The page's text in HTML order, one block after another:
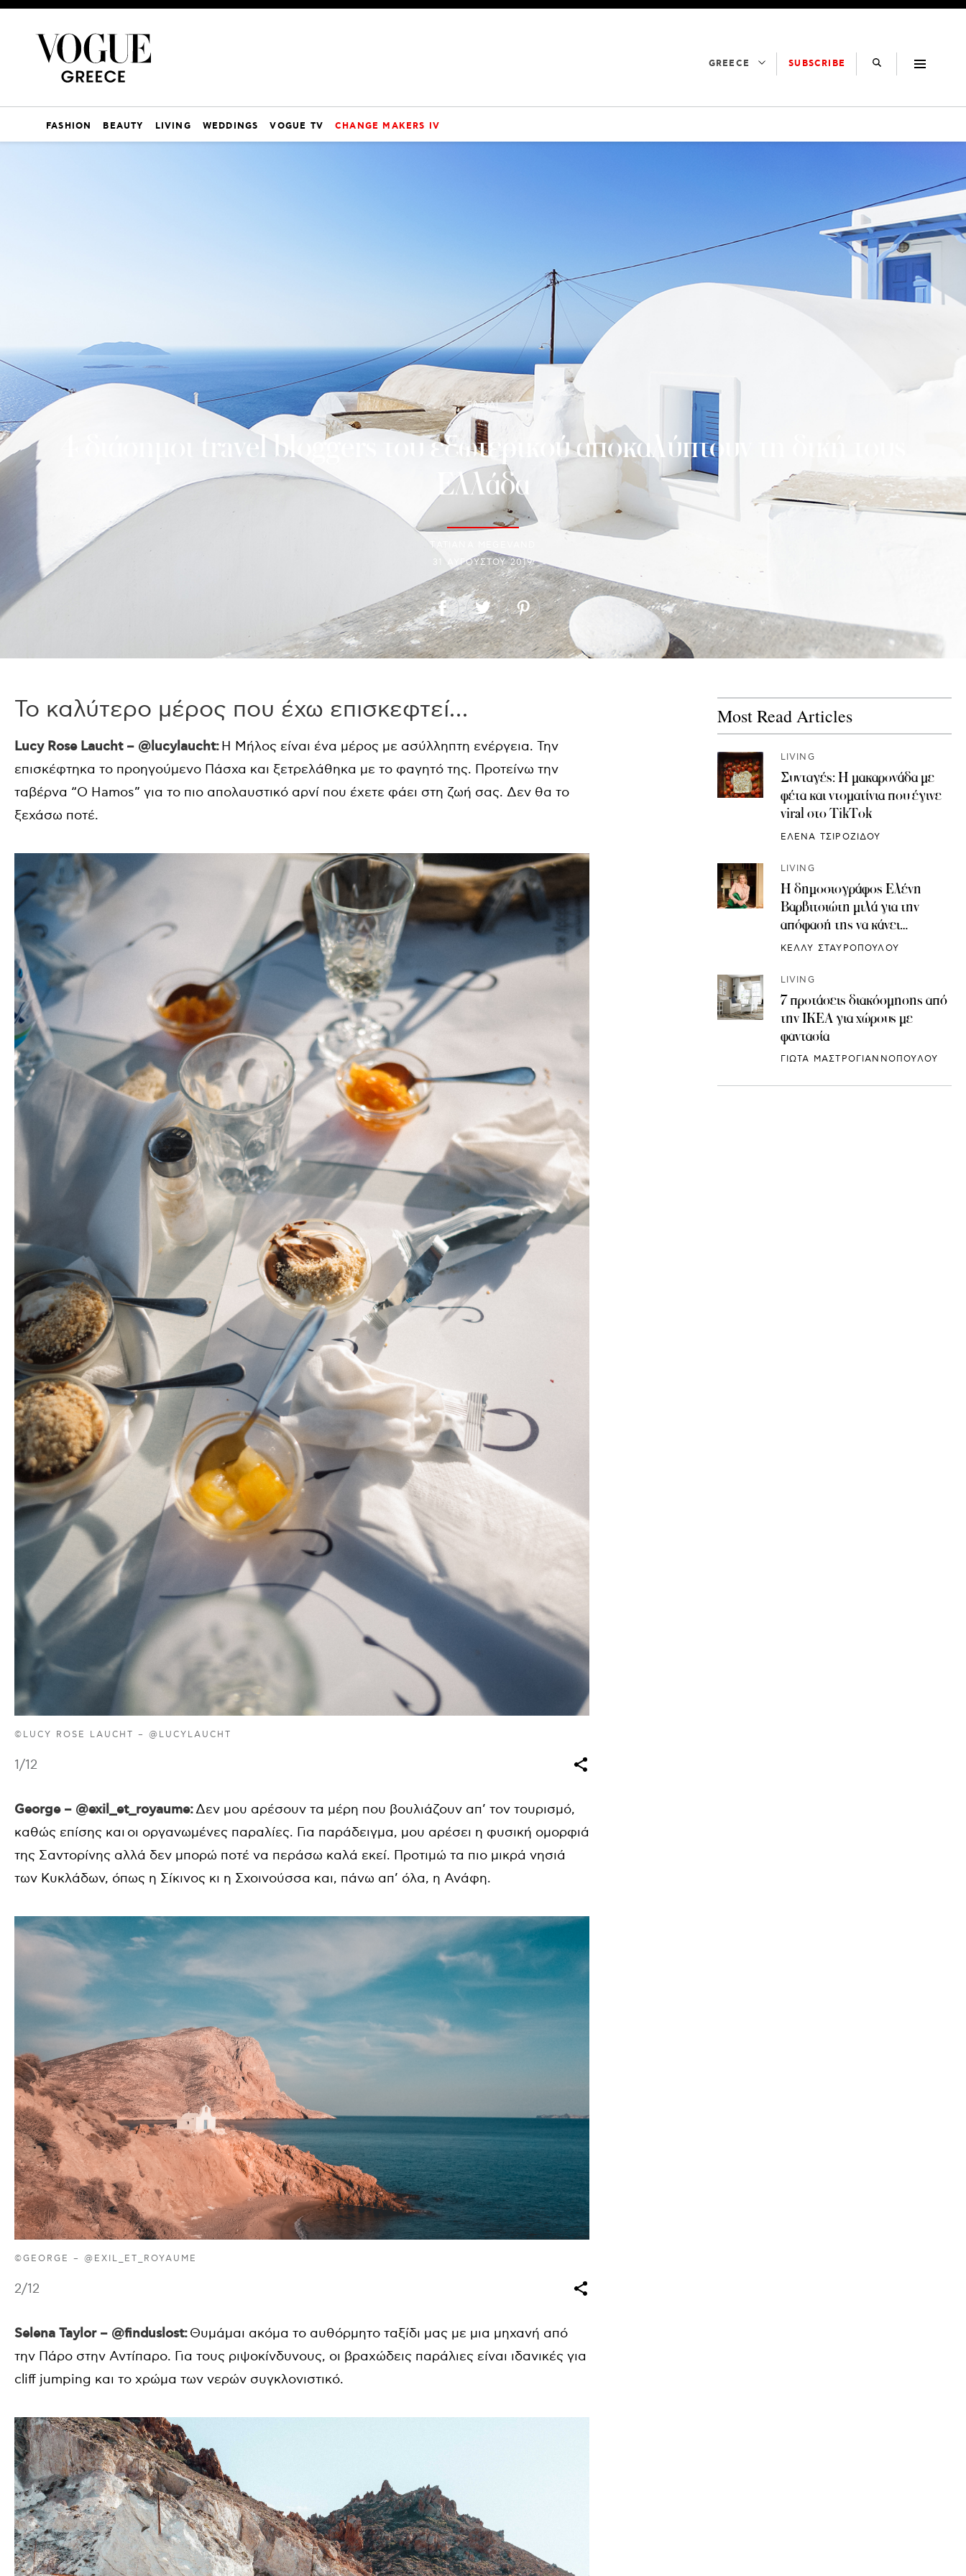
GREECE SUBSCRIBE
FASHION BEAUTY LIVING WEDDINGS VOGUE TV CHANGE MAKERS IV
ΤΑΞΙΔΙ
4 διάσημοι travel bloggers του εξωτερικού αποκαλύπτουν τη δική τους
Ελλάδα
ΤATIANA MEGEVAND
31 ΑΥΓΟΎΣΤΟΥ 2019
Το καλύτερο μέρος που έχω επισκεφτεί…
Lucy Rose Laucht – @lucylaucht: Η Μήλος είναι ένα μέρος με ασύλληπτη ενέργεια. Την
επισκέφτηκα το προηγούμενο Πάσχα και ξετρελάθηκα με το φαγητό της. Προτείνω την
ταβέρνα “O Hamos” για το πιο απολαυστικό αρνί που έχετε φάει στη ζωή σας. Δεν θα το
ξεχάσω ποτέ.
©LUCY ROSE LAUCHT – @LUCYLAUCHT
1/12
George – @exil_et_royaume:Δεν μου αρέσουν τα μέρη που βουλιάζουν απ’ τον τουρισμό,
καθώς επίσης και οι οργανωμένες παραλίες. Για παράδειγμα, μου αρέσει η φυσική ομορφιά
της Σαντορίνης αλλά δεν μπορώ ποτέ να περάσω καλά εκεί. Προτιμώ τα πιο μικρά νησιά
των Κυκλάδων, όπως η Σίκινος κι η Σχοινούσσα και, πάνω απ’ όλα, η Ανάφη.
©GEORGE – @EXIL_ET_ROYAUME
2/12
Selena Taylor – @finduslost:Θυμάμαι ακόμα το αυθόρμητο ταξίδι μας με μια μηχανή από
την Πάρο στην Αντίπαρο. Για τους ριψοκίνδυνους, οι βραχώδεις παράλιες είναι ιδανικές για
cliff jumping και το χρώμα των νερών συγκλονιστικό.
Most Read Articles
LIVING
Συνταγές: H μακαρονάδα με
φέτα και ντοματίνια που έγινε
viral στο TikTok
ΕΛΕΝΑ ΤΣΙΡΟΖΙΔΟΥ
LIVING
Η δημοσιογράφος Ελένη
Βαρβιτσιώτη μιλά για την
απόφασή της να κάνει
κρυοσυντήρηση ωαρίων
ΚΕΛΛΥ ΣΤΑΥΡΟΠΟΥΛΟΥ
LIVING
7 προτάσεις διακόσμησης από
την IKEA για χώρους με
φαντασία
ΓΙΩΤΑ ΜΑΣΤΡΟΓΙΑΝΝΟΠΟΥΛΟΥ